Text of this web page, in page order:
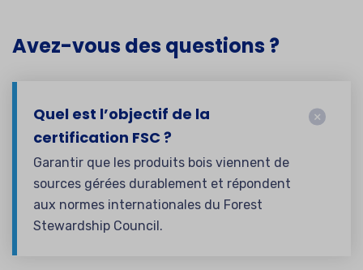
Avez-vous des questions ?
Quel est l’objectif de la
certification FSC ?
Garantir que les produits bois viennent de
sources gérées durablement et répondent
aux normes internationales du Forest
Stewardship Council.